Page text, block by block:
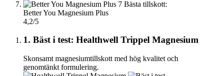
7 Bästa tillskott:
Better You Magnesium Plus
4,2/5
1. Bäst i test: Healthwell Trippel Magnesium
Skonsamt magnesiumtillskott med hög kvalitet och
genomtänkt formulering.